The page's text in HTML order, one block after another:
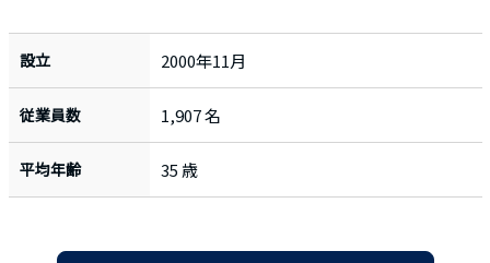
設立 2000年11月
従業員数 1,907 名
平均年齢 35 歳